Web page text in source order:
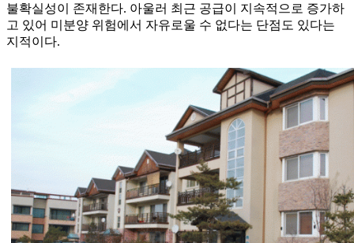
불확실성이 존재한다. 아울러 최근 공급이 지속적으로 증가하
고 있어 미분양 위험에서 자유로울 수 없다는 단점도 있다는
지적이다.